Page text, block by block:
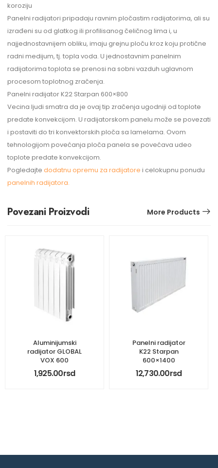
koroziju
Panelni radijatori pripadaju ravnim pločastim radijatorima, ali su
izrađeni su od glatkog ili profilisanog čeličnog lima i, u
najjednostavnijem obliku, imaju grejnu ploču kroz koju protične
radni medijum, tj. topla voda. U jednostavnim panelnim
radijatorima toplota se prenosi na sobni vazduh uglavnom
procesom toplotnog zračenja.
Panelni radijator K22 Starpan 600×800
Vecina ljudi smatra da je ovaj tip zračenja ugodniji od toplote
predate konvekcijom. U radijatorskom panelu može se povezati
i postaviti do tri konvektorskih ploča sa lamelama. Ovom
tehnologijom povećanja ploča panela se povećava udeo
toplote predate konvekcijom.
Pogledajte dodatnu opremu za radijatore i celokupnu ponudu
panelnih radijatora.
Povezani Proizvodi More Products
Aluminijumski
radijator GLOBAL
VOX 600
1,925.00rsd
Panelni radijator
K22 Starpan
600×1400
12,730.00rsd